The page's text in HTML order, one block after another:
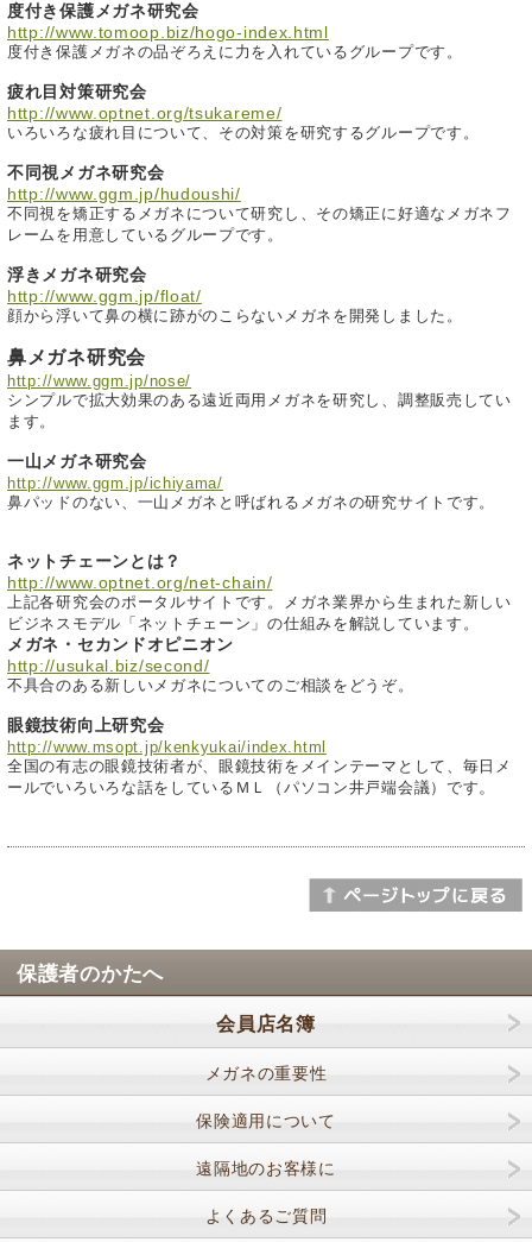
度付き保護メガネ研究会
http://www.tomoop.biz/hogo-index.html
度付き保護メガネの品ぞろえに力を入れているグループです。
疲れ目対策研究会
http://www.optnet.org/tsukareme/
いろいろな疲れ目について、その対策を研究するグループです。
不同視メガネ研究会
http://www.ggm.jp/hudoushi/
不同視を矯正するメガネについて研究し、その矯正に好適なメガネフ
レームを用意しているグループです。
浮きメガネ研究会
http://www.ggm.jp/float/
顔から浮いて鼻の横に跡がのこらないメガネを開発しました。
鼻メガネ研究会
http://www.ggm.jp/nose/
シンプルで拡大効果のある遠近両用メガネを研究し、調整販売してい
ます。
一山メガネ研究会
http://www.ggm.jp/ichiyama/
鼻パッドのない、一山メガネと呼ばれるメガネの研究サイトです。
ネットチェーンとは？
http://www.optnet.org/net-chain/
上記各研究会のポータルサイトです。メガネ業界から生まれた新しい
ビジネスモデル「ネットチェーン」の仕組みを解説しています。
メガネ・セカンドオピニオン
http://usukal.biz/second/
不具合のある新しいメガネについてのご相談をどうぞ。
眼鏡技術向上研究会
http://www.msopt.jp/kenkyukai/index.html
全国の有志の眼鏡技術者が、眼鏡技術をメインテーマとして、毎日メ
ールでいろいろな話をしているＭＬ（パソコン井戸端会議）です。
保護者のかたへ
会員店名簿
メガネの重要性
保険適用について
遠隔地のお客様に
よくあるご質問